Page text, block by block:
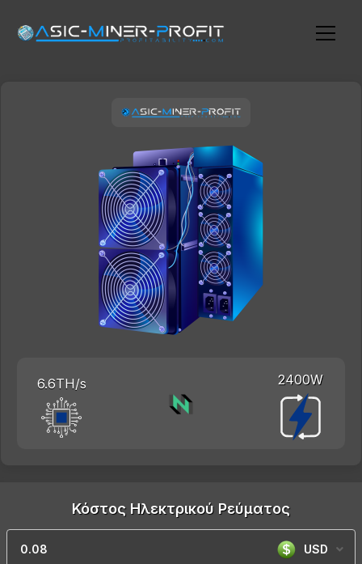
6.6TH/s 2400W
Κόστος Ηλεκτρικού Ρεύματος
USD